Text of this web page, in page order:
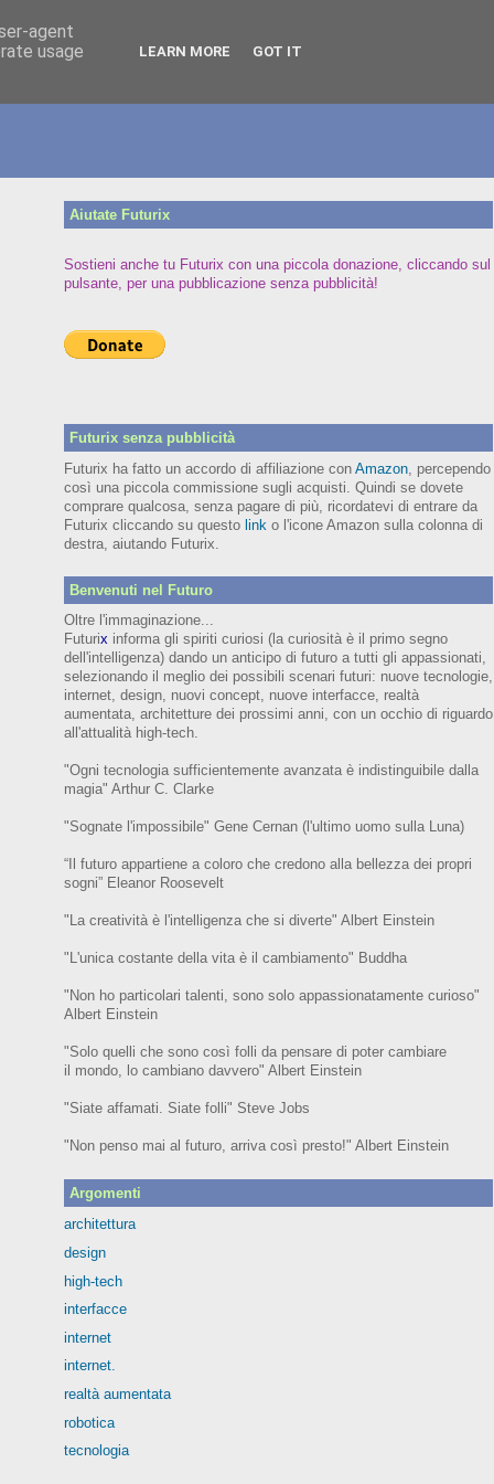
Aiutate Futurix
Sostieni anche tu Futurix con una piccola donazione, cliccando sul
pulsante, per una pubblicazione senza pubblicità!
Futurix senza pubblicità
Futurix ha fatto un accordo di affiliazione con Amazon, percependo
così una piccola commissione sugli acquisti. Quindi se dovete
comprare qualcosa, senza pagare di più, ricordatevi di entrare da
Futurix cliccando su questo link o l'icone Amazon sulla colonna di
destra, aiutando Futurix.
Benvenuti nel Futuro
Oltre l'immaginazione...
Futurix informa gli spiriti curiosi (la curiosità è il primo segno
dell'intelligenza)dando un anticipo di futuroa tutti gli appassionati,
selezionando il meglio dei possibili scenari futuri: nuove tecnologie,
internet, design, nuovi concept, nuove interfacce, realtà
aumentata, architetture dei prossimi anni, con un occhio di riguardo
all'attualità high-tech.
"Ogni tecnologia sufficientemente avanzata è indistinguibile dalla
magia" Arthur C. Clarke
"Sognate l'impossibile" Gene Cernan (l'ultimo uomo sulla Luna)
“Il futuro appartiene a coloro che credono alla bellezza dei propri
sogni” EleanorRoosevelt
"La creatività è l'intelligenza che si diverte" Albert Einstein
"L'unica costante della vita è il cambiamento" Buddha
"Non ho particolari talenti, sono solo appassionatamente curioso"
Albert Einstein
"Solo quelli che sono così folli da pensare di poter cambiare
il mondo, lo cambiano davvero" Albert Einstein
"Siate affamati. Siate folli" Steve Jobs
"Non penso mai al futuro, arriva così presto!" Albert Einstein
Argomenti
architettura
design
high-tech
interfacce
internet
internet.
realtà aumentata
robotica
tecnologia
agent
usage
LEARN MORE GOT IT